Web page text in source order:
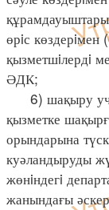
өрiс
қызметшiлердi
ӘДК;
6) шақыру
қызметке
орындарына
куәландыруды
жөнiндегi
жанындағы